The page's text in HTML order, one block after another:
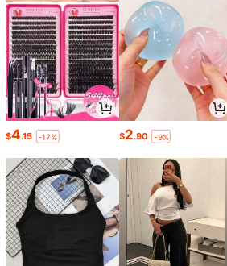
$4.15 -17% $2.90 -9%